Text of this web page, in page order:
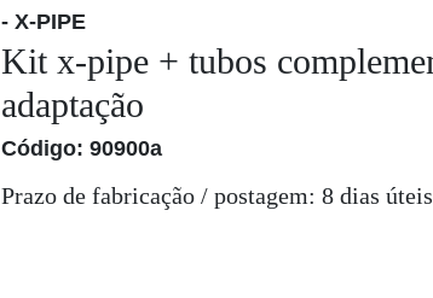
- X-PIPE
Kit x-pipe + tubos
adaptação
Código: 90900a
Prazo de fabricação / postagem: 8 dias úteis